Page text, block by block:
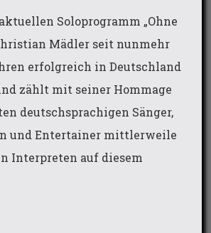
Soloprogramm „Ohne
Mädler seit nunmehr
erfolgreich in Deutschland
zählt mit seiner Hommage
deutschsprachigen Sänger,
und Entertainer mittlerweile
Interpreten auf diesem